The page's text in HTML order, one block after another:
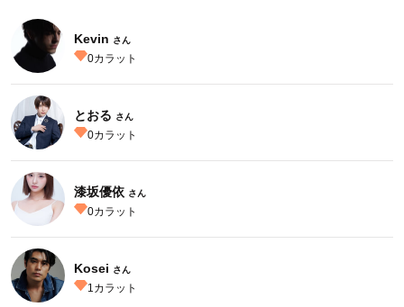
Kevin さん
0カラット
とおる さん
0カラット
漆坂優依 さん
0カラット
Kosei さん
1 カラット